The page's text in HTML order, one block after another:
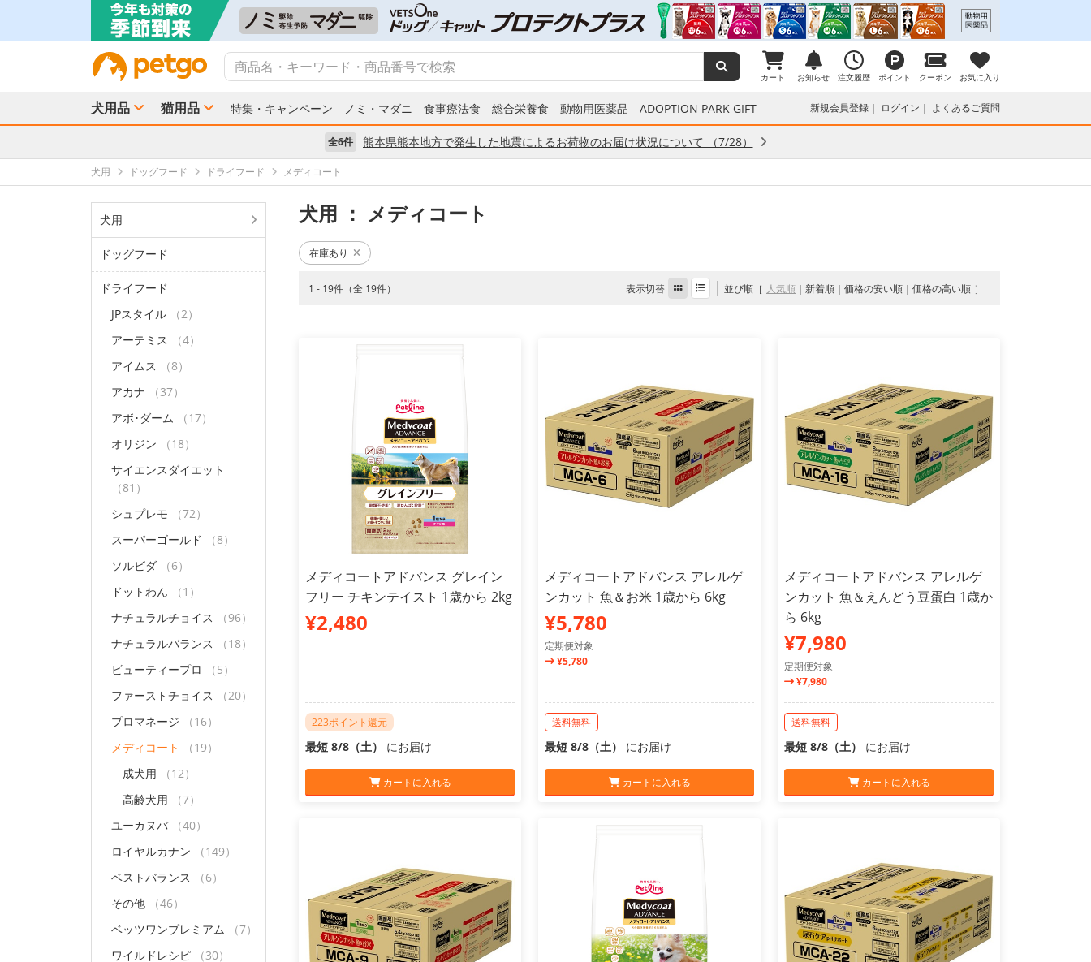
カート お知らせ 注文履歴 ポイント クーポン お気に入り
犬用品 猫用品 特集・キャンペーン ノミ・マダニ 食事療法食 総合栄養食 動物用医薬品 ADOPTION PARK GIFT 新規会員登録 ログイン よくあるご質問
全6件 熊本県熊本地方で発生した地震によるお荷物のお届け状況について （7/28）
犬用 ドッグフード ドライフード メディコート
犬用
ドッグフード
ドライフード
JPスタイル
（2）
アーテミス
（4）
アイムス
（8）
アカナ
（37）
アボ･ダーム
（17）
オリジン
（18）
サイエンスダイエット
（81）
シュプレモ
（72）
スーパーゴールド
（8）
ソルビダ
（6）
ドットわん
（1）
ナチュラルチョイス
（96）
ナチュラルバランス
（18）
ビューティープロ
（5）
ファーストチョイス
（20）
プロマネージ
（16）
メディコート
（19）
成犬用
（12）
高齢犬用
（7）
ユーカヌバ
（40）
ロイヤルカナン
（149）
ベストバランス
（6）
その他
（46）
ベッツワンプレミアム
（7）
ワイルドレシピ
（30）
犬用 ： メディコート
在庫あり
1 - 19件（全 19件） 表示切替 並び順 人気順 新着順 価格の安い順 価格の高い順
メディコートアドバンス グレイン
フリー チキンテイスト 1歳から 2kg
¥2,480
223ポイント還元
最短 8/8（土） にお届け
カートに入れる
メディコートアドバンス アレルゲ
ンカット 魚＆お米 1歳から 6kg
¥5,780
定期便対象
¥5,780
送料無料
最短 8/8（土） にお届け
カートに入れる
メディコートアドバンス アレルゲ
ンカット 魚＆えんどう豆蛋白 1歳か
ら 6kg
¥7,980
定期便対象
¥7,980
送料無料
最短 8/8（土） にお届け
カートに入れる